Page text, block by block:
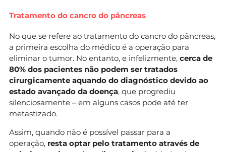
Tratamento do cancro do pâncreas
No que se refere ao tratamento do cancro do pâncreas,
a primeira escolha do médico é a operação para
eliminar o tumor. No entanto, e infelizmente, cerca de
80% dos pacientes não podem ser tratados
cirurgicamente aquando do diagnóstico devido ao
estado avançado da doença, que progrediu
silenciosamente – em alguns casos pode até ter
metastizado.
Assim, quando não é possível passar para a
operação, resta optar pelo tratamento através de